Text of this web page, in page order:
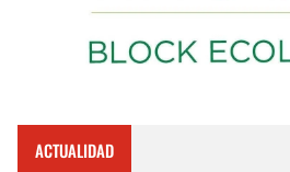
ACTUALIDAD